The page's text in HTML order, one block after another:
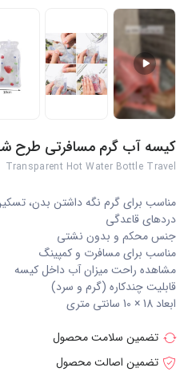
کیسه آب گرم مسافرتی طرح
Transparent Hot Water Bottle Travel
مناسب برای گرم نگه داشتن بدن،
دردهای قاعدگی
جنس محکم و بدون نشتی
مناسب برای مسافرت و کمپینگ
مشاهده راحت میزان آب داخل کیسه
قابلیت چندکاره (گرم و سرد)
ابعاد 18 × 10 سانتی متری
تضمین سلامت محصول
تضمین اصالت محصول